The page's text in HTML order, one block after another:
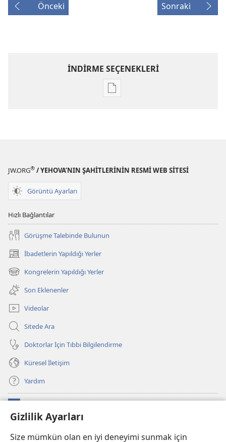
Gizlilik Ayarları
Size mümkün olan en iyi deneyimi sunmak için
Önceki Sonraki
İNDİRME SEÇENEKLERİ
Dijital
(İNCELEME
JW.ORG® / YEHOVA’NIN ŞAHİTLERİNİN RESMİ WEB SİTESİ
Görüntü Ayarları
Hızlı Bağlantılar
Görüşme Talebinde Bulunun
İbadetlerin Yapıldığı Yerler
(yeni
pencere
açar)
Kongrelerin Yapıldığı Yerler
(yeni
pencere
açar)
Son Eklenenler
Videolar
Sitede Ara
Doktorlar İçin Tıbbi Bilgilendirme
Küresel İletişim
Yardım
(yeni
pencere
Watchtower ONLINE KÜTÜPHANE
(yeni